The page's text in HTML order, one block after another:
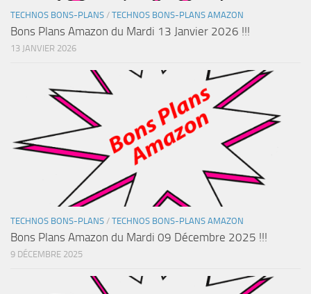
TECHNOS BONS-PLANS / TECHNOS BONS-PLANS AMAZON
Bons Plans Amazon du Mardi 13 Janvier 2026 !!!
13 JANVIER 2026
TECHNOS BONS-PLANS / TECHNOS BONS-PLANS AMAZON
Bons Plans Amazon du Mardi 09 Décembre 2025 !!!
9 DÉCEMBRE 2025